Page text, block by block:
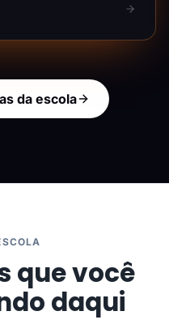
da escola
que você
daqui